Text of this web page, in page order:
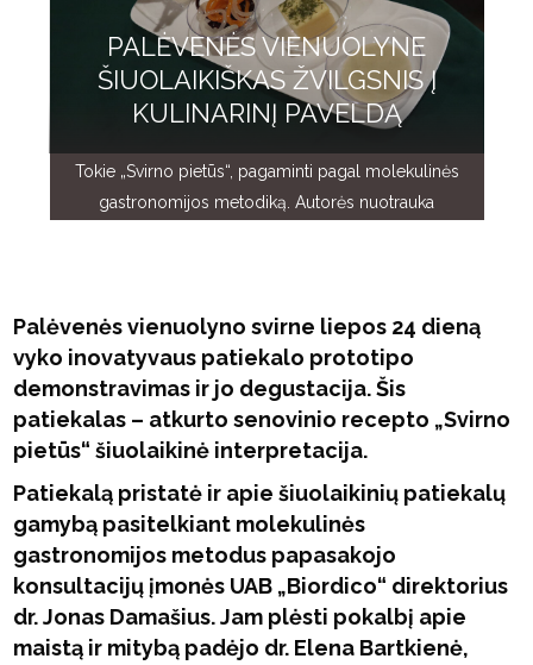
PALĖVENĖS VIENUOLYNE
ŠIUOLAIKIŠKAS ŽVILGSNIS Į
KULINARINĮ PAVELDĄ
Tokie „Svirno pietūs“, pagaminti pagal molekulinės
gastronomijos metodiką. Autorės nuotrauka
Palėvenės vienuolyno svirne liepos 24 dieną
vyko inovatyvaus patiekalo prototipo
demonstravimas ir jo degustacija. Šis
patiekalas – atkurto senovinio recepto „Svirno
pietūs“ šiuolaikinė interpretacija.
Patiekalą pristatė ir apie šiuolaikinių patiekalų
gamybą pasitelkiant molekulinės
gastronomijos metodus papasakojo
konsultacijų įmonės UAB „Biordico“ direktorius
dr. Jonas Damašius. Jam plėsti pokalbį apie
maistą ir mitybą padėjo dr. Elena Bartkienė,